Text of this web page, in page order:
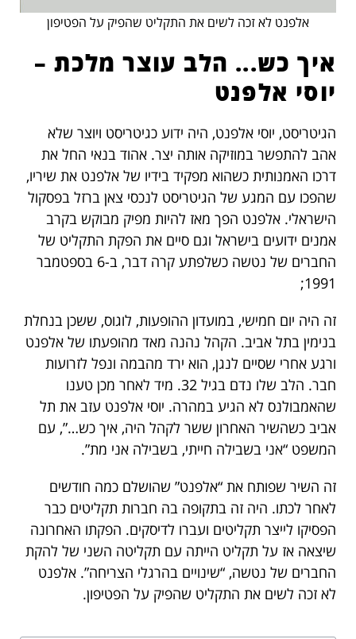
אלפנט לא זכה לשים את התקליט שהפיק על הפטיפון
איך כש... הלב עוצר מלכת –
יוסי אלפנט
הגיטריסט, יוסי אלפנט, היה ידוע כגיטריסט ויוצר שלא
אהב להתפשר במוזיקה אותה יצר. אהוד בנאי החל את
דרכו האמנותית כשהוא מפקיד בידיו של אלפנט את שיריו,
שהפכו עם המגע של הגיטריסט לנכסי צאן ברזל בפסקול
הישראלי. אלפנט הפך מאז להיות מפיק מבוקש בקרב
אמנים ידועים בישראל וגם סיים את הפקת התקליט של
החברים של נטשה כשלפתע קרה דבר, ב-6 בספטמבר
1991;
זה היה יום חמישי, במועדון ההופעות, לוגוס, ששכן בנחלת
בנימין בתל אביב. הקהל נהנה מאד מהופעתו של אלפנט
ורגע אחרי שסיים לנגן, הוא ירד מהבמה ונפל לזרועות
חבר. הלב שלו נדם בגיל 32. מיד לאחר מכן טענו
שהאמבולנס לא הגיע במהרה. יוסי אלפנט עזב את תל
אביב כשהשיר האחרון ששר לקהל היה, איך כש…”, עם
המשפט “אני בשבילה חייתי, בשבילה אני מת”.
זה השיר שפותח את “אלפנט” שהושלם כמה חודשים
לאחר לכתו. היה זה בתקופה בה חברות תקליטים כבר
הפסיקו לייצר תקליטים ועברו לדיסקים. הפקתו האחרונה
שיצאה אז על תקליט הייתה עם תקליטה השני של להקת
החברים של נטשה, “שינויים בהרגלי הצריחה”. אלפנט
לא זכה לשים את התקליט שהפיק על הפטיפון.